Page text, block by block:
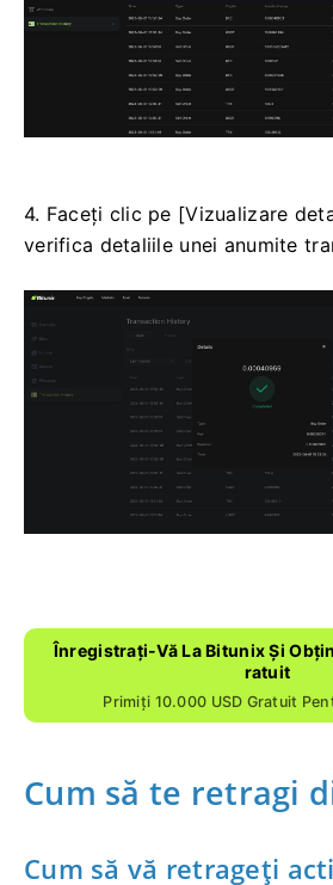
3. Utilizatorii pot selecta ora,
4. Faceți clic pe [Vizualizare
verifica detaliile unei anumite